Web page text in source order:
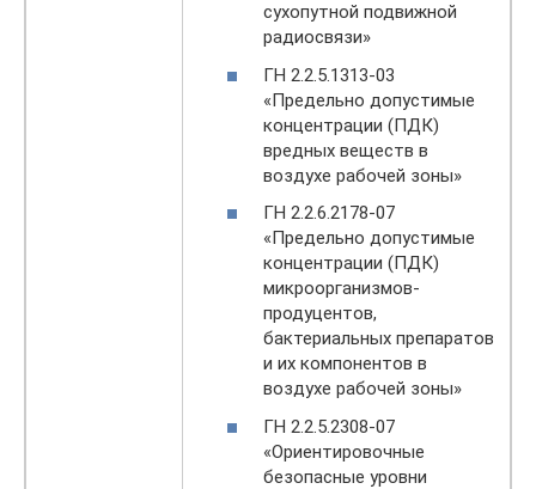
сухопутной подвижной
радиосвязи»
ГН 2.2.5.1313-03
«Предельно допустимые
концентрации (ПДК)
вредных веществ в
воздухе рабочей зоны»
ГН 2.2.6.2178-07
«Предельно допустимые
концентрации (ПДК)
микроорганизмов-
продуцентов,
бактериальных препаратов
и их компонентов в
воздухе рабочей зоны»
ГН 2.2.5.2308-07
«Ориентировочные
безопасные уровни